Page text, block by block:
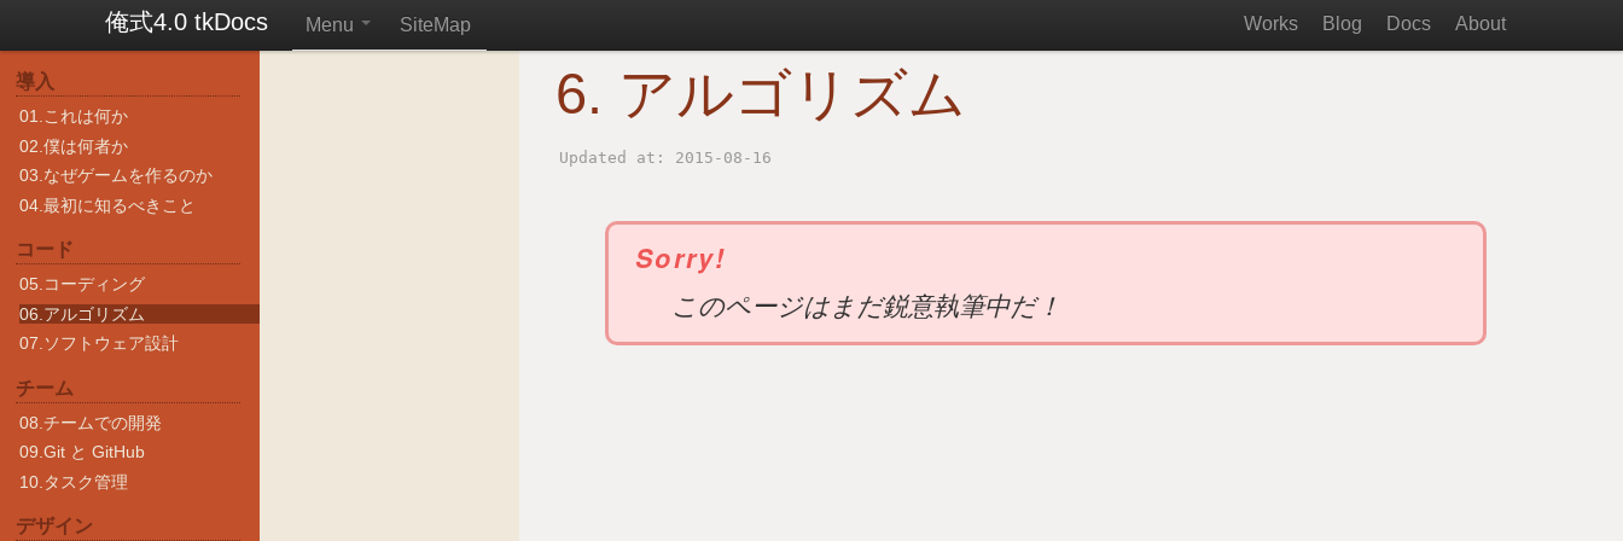
俺式4.0 tkDocs Menu SiteMap Works Blog Docs About
導入
01.これは何か
02.僕は何者か
03.なぜゲームを作るのか
04.最初に知るべきこと
コード
05.コーディング
06.アルゴリズム
07.ソフトウェア設計
チーム
08.チームでの開発
09.Git と GitHub
10.タスク管理
デザイン
6. アルゴリズム
Updated at: 2015-08-16
Sorry!
このページはまだ鋭意執筆中だ！